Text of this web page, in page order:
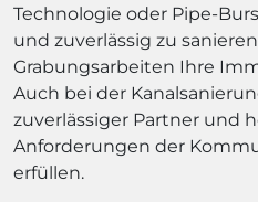
Technologie oder Pipe-
und zuverlässig zu
Grabungsarbeiten Ihre
Auch bei der
zuverlässiger Partner und
Anforderungen der
erfüllen.